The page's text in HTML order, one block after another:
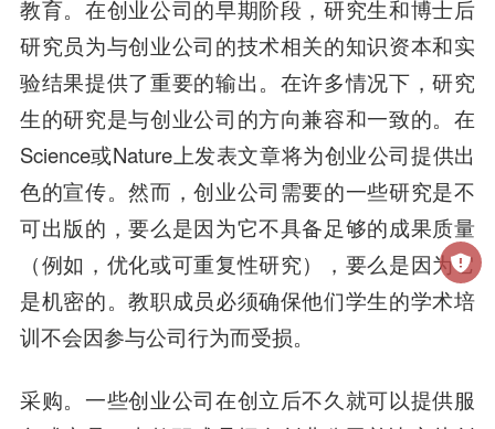
教育。 在创业公司的早期阶段，研究生和博士后
研究员为与创业公司的技术相关的知识资本和实
验结果提供了重要的输出。在许多情况下，研究
生的研究是与创业公司的方向兼容和一致的。在
Science或Nature上发表文章将为创业公司提供出
色的宣传。然而，创业公司需要的一些研究是不
可出版的，要么是因为它不具备足够的成果质量
（例如，优化或可重复性研究），要么是因为它
是机密的。教职成员必须确保他们学生的学术培
训不会因参与公司行为而受损。
采购。一些创业公司在创立后不久就可以提供服